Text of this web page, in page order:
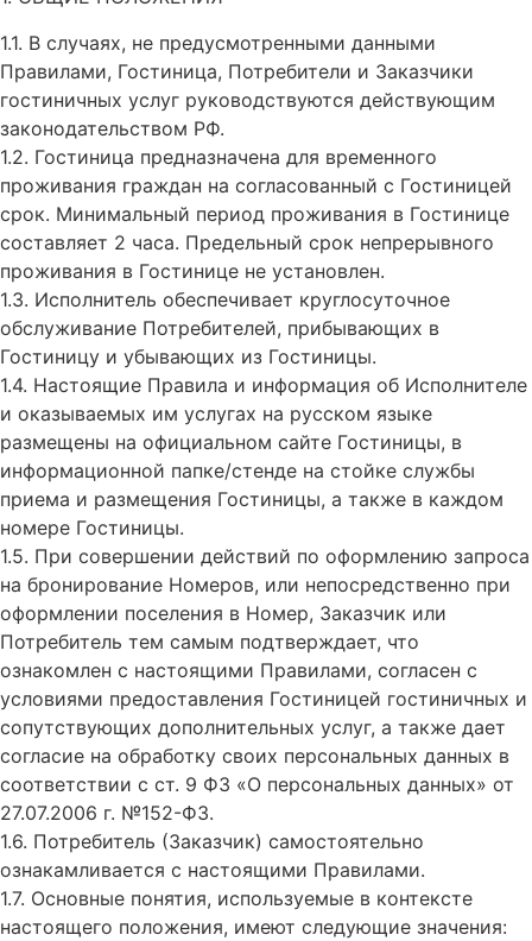
1.1. В случаях, не предусмотренными данными
Правилами, Гостиница, Потребители и Заказчики
гостиничных услуг руководствуются действующим
законодательством РФ.
1.2. Гостиница предназначена для временного
проживания граждан на согласованный с Гостиницей
срок. Минимальный период проживания в Гостинице
составляет 2 часа. Предельный срок непрерывного
проживания в Гостинице не установлен.
1.3. Исполнитель обеспечивает круглосуточное
обслуживание Потребителей, прибывающих в
Гостиницу и убывающих из Гостиницы.
1.4. Настоящие Правила и информация об Исполнителе
и оказываемых им услугах на русском языке
размещены на официальном сайте Гостиницы, в
информационной папке/стенде на стойке службы
приема и размещения Гостиницы, а также в каждом
номере Гостиницы.
1.5. При совершении действий по оформлению запроса
на бронирование Номеров, или непосредственно при
оформлении поселения в Номер, Заказчик или
Потребитель тем самым подтверждает, что
ознакомлен с настоящими Правилами, согласен с
условиями предоставления Гостиницей гостиничных и
сопутствующих дополнительных услуг, а также дает
согласие на обработку своих персональных данных в
соответствии с ст. 9 ФЗ «О персональных данных» от
27.07.2006 г. №152-ФЗ.
1.6. Потребитель (Заказчик) самостоятельно
ознакамливается с настоящими Правилами.
1.7. Основные понятия, используемые в контексте
настоящего положения, имеют следующие значения: